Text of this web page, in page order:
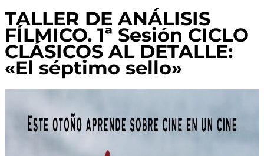
TALLER DE ANÁLISIS
FÍLMICO. 1ª Sesión CICLO
CLÁSICOS AL DETALLE:
«El séptimo sello»